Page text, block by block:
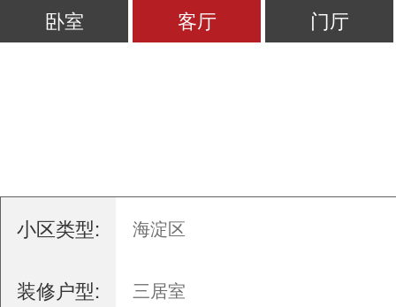
卧室 客厅 门厅
小区类型: 海淀区
装修户型: 三居室